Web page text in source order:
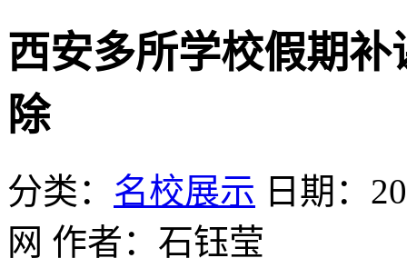
西安多所学校假期
除
分类： 名校展示 日期：
网 作者：石钰莹